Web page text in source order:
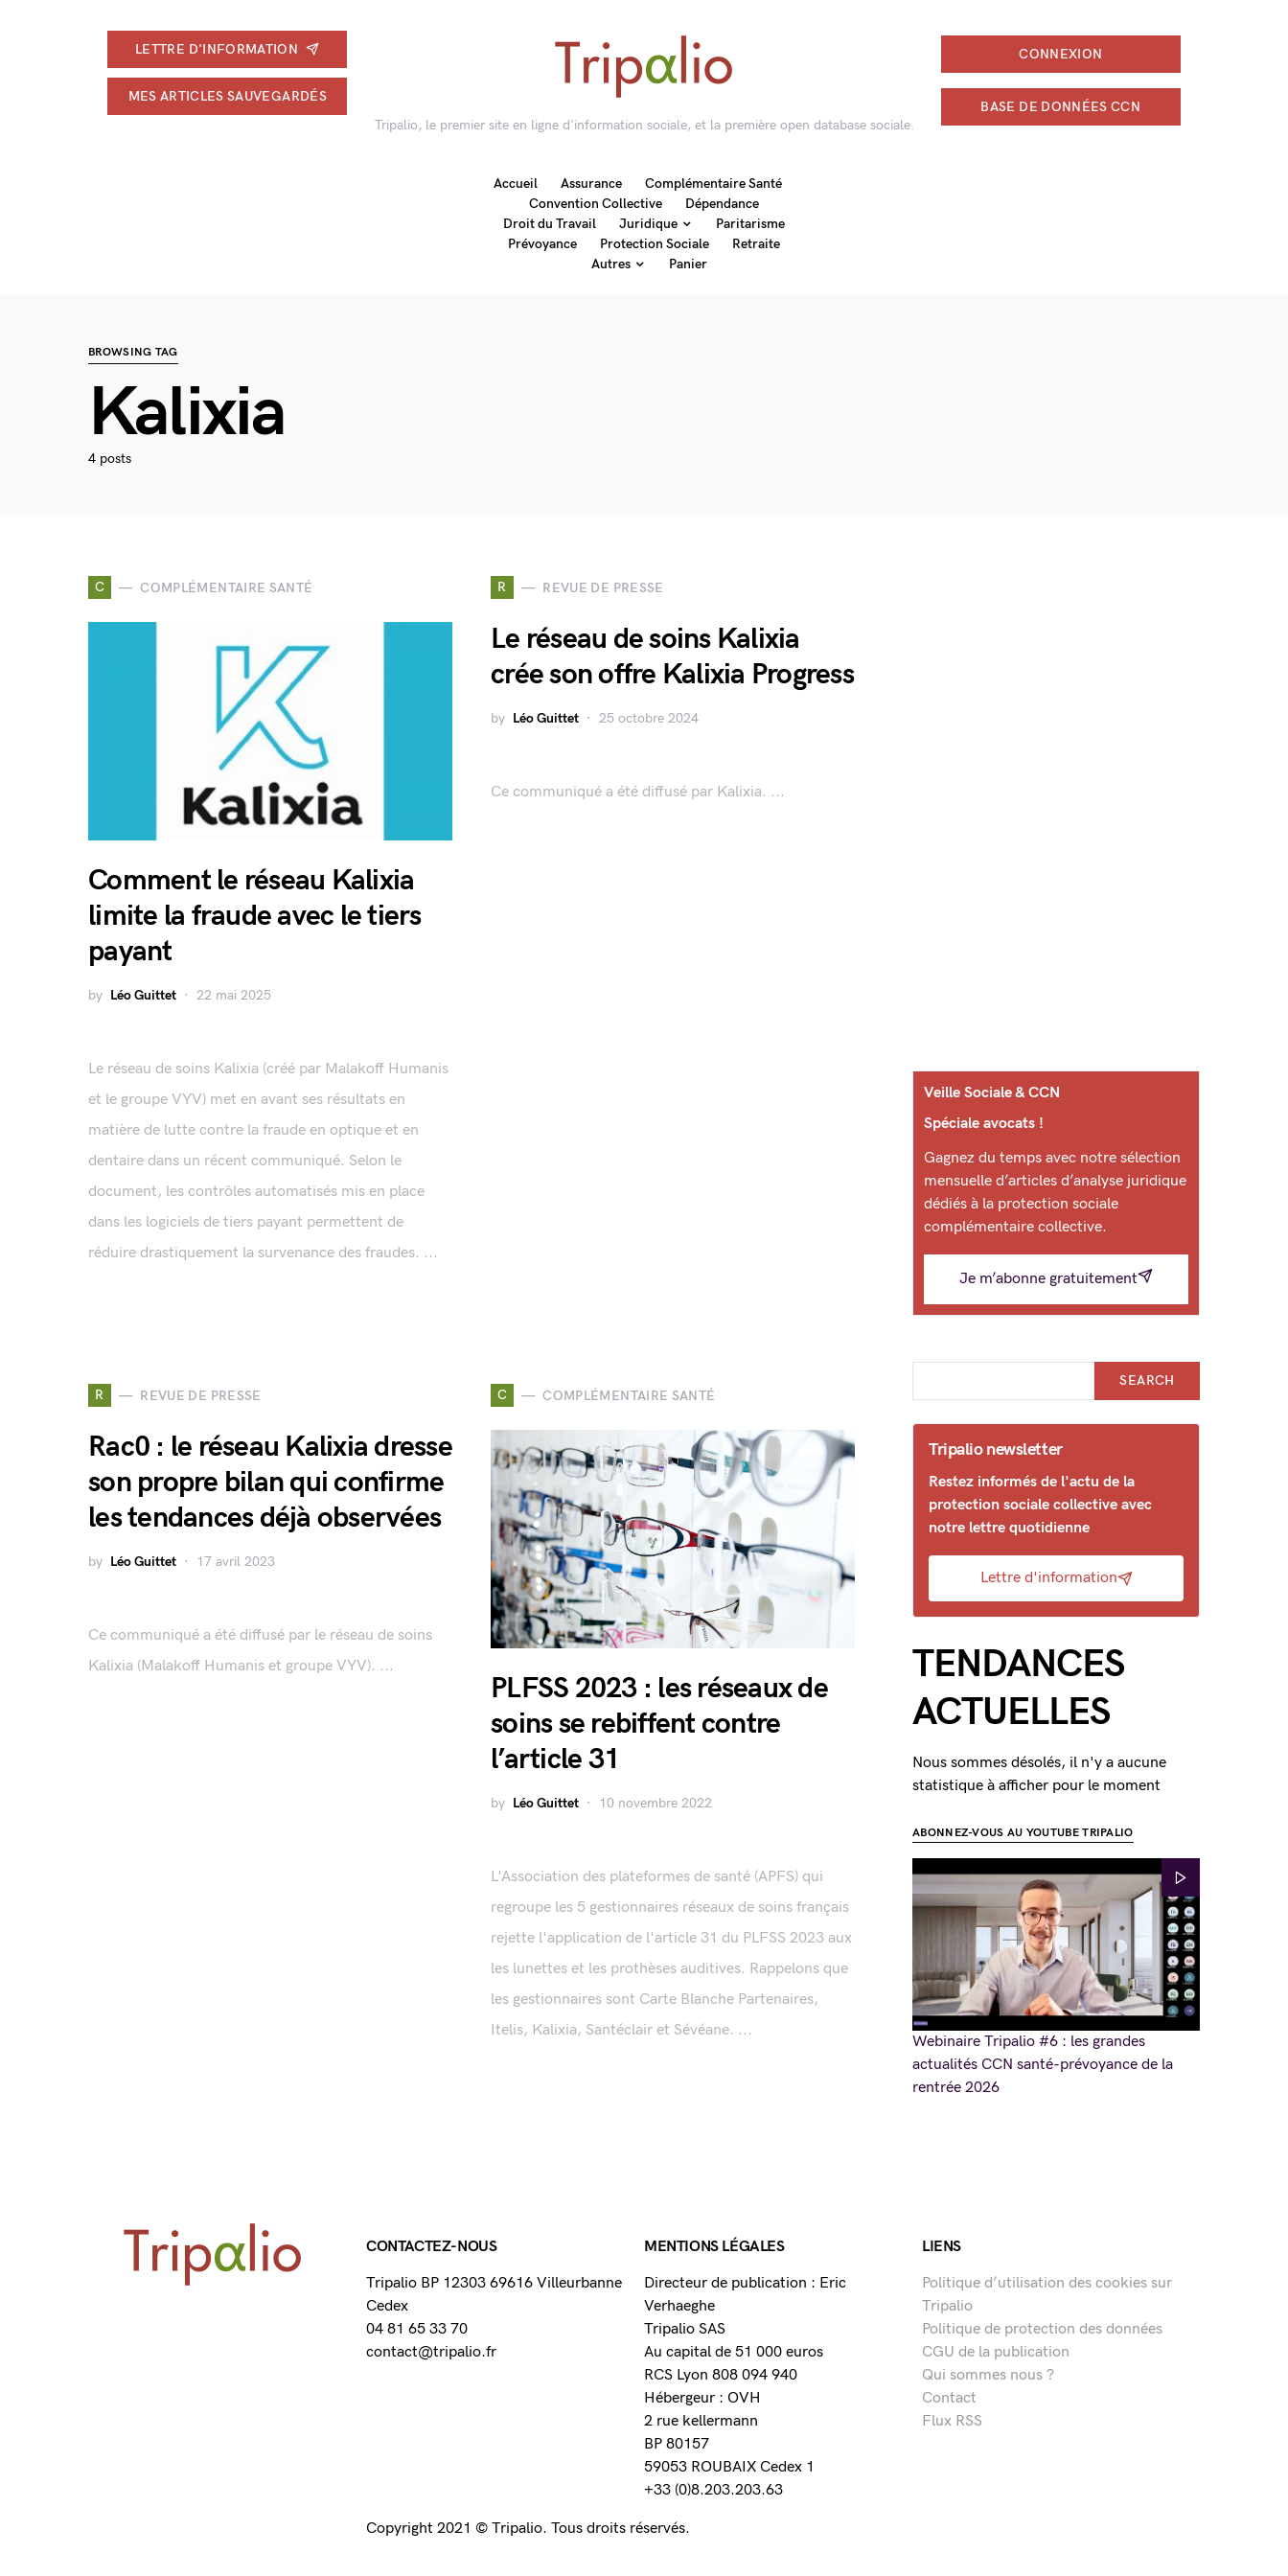
LETTRE D'INFORMATION
MES ARTICLES SAUVEGARDÉS
Tripalio, le premier site en ligne d'information sociale, et la première open database sociale.
CONNEXION
BASE DE DONNÉES CCN
Accueil Assurance
Complémentaire Santé
Convention Collective
Dépendance
Droit du Travail
Juridique
Paritarisme
Prévoyance
Protection Sociale
Retraite
Autres
Panier
BROWSING TAG
Kalixia
4 posts
C COMPLÉMENTAIRE SANTÉ
Comment le réseau Kalixia
limite la fraude avec le tiers
payant
by Léo Guittet 22 mai 2025
Le réseau de soins Kalixia (créé par Malakoff Humanis
et le groupe VYV) met en avant ses résultats en
matière de lutte contre la fraude en optique et en
dentaire dans un récent communiqué. Selon le
document, les contrôles automatisés mis en place
dans les logiciels de tiers payant permettent de
réduire drastiquement la survenance des fraudes. ...
R REVUE DE PRESSE
Le réseau de soins Kalixia
crée son offre Kalixia Progress
by Léo Guittet 25 octobre 2024
Ce communiqué a été diffusé par Kalixia. ...
R REVUE DE PRESSE
Rac0 : le réseau Kalixia dresse
son propre bilan qui confirme
les tendances déjà observées
by Léo Guittet 17 avril 2023
Ce communiqué a été diffusé par le réseau de soins
Kalixia (Malakoff Humanis et groupe VYV). ...
C COMPLÉMENTAIRE SANTÉ
PLFSS 2023 : les réseaux de
soins se rebiffent contre
l’article 31
by Léo Guittet 10 novembre 2022
L'Association des plateformes de santé (APFS) qui
regroupe les 5 gestionnaires réseaux de soins français
rejette l'application de l'article 31 du PLFSS 2023 aux
les lunettes et les prothèses auditives. Rappelons que
les gestionnaires sont Carte Blanche Partenaires,
Itelis, Kalixia, Santéclair et Sévéane. ...
Veille Sociale & CCN
Spéciale avocats !
Gagnez du temps avec notre sélection
mensuelle d’articles d’analyse juridique
dédiés à la protection sociale
complémentaire collective.
Je m’abonne gratuitement
SEARCH
Tripalio newsletter
Restez informés de l'actu de la
protection sociale collective avec
notre lettre quotidienne
Lettre d'information
TENDANCES
ACTUELLES
Nous sommes désolés, il n'y a aucune
statistique à afficher pour le moment
ABONNEZ-VOUS AU YOUTUBE TRIPALIO
Webinaire Tripalio #6 : les grandes
actualités CCN santé-prévoyance de la
rentrée 2026
CONTACTEZ-NOUS
Tripalio BP 12303 69616 Villeurbanne
Cedex
04 81 65 33 70
contact@tripalio.fr
MENTIONS LÉGALES
Directeur de publication : Eric
Verhaeghe
Tripalio SAS
Au capital de 51 000 euros
RCS Lyon 808 094 940
Hébergeur : OVH
2 rue kellermann
BP 80157
59053 ROUBAIX Cedex 1
+33 (0)8.203.203.63
LIENS
Politique d’utilisation des cookies sur
Tripalio
Politique de protection des données
CGU de la publication
Qui sommes nous ?
Contact
Flux RSS
Copyright 2021 © Tripalio. Tous droits réservés.